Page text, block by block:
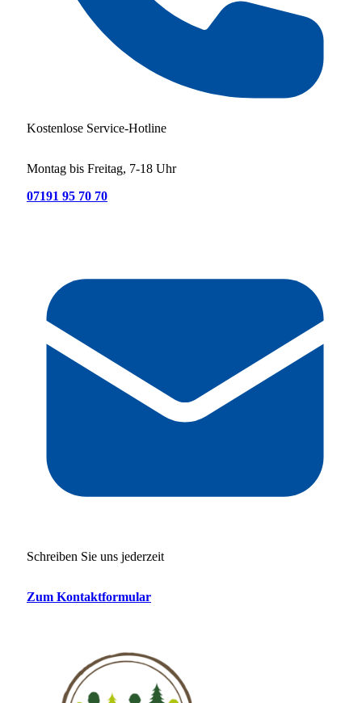
Kostenlose Service-Hotline
Montag bis Freitag, 7-18 Uhr
07191 95 70 70
Schreiben Sie uns jederzeit
Zum Kontaktformular